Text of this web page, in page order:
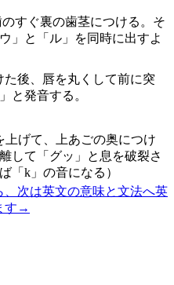
のすぐ裏の歯茎につける。そ
」と「ル」を同時に出すよ
た後、唇を丸くして前に突
と発音する。
上げて、上あごの奥につけ
して「グッ」と息を破裂さ
「k」の音になる）
、次は英文の意味と文法へ英
す →